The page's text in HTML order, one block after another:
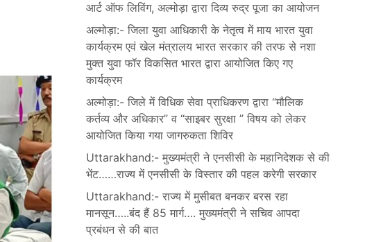
आर्ट ऑफ लिविंग, अल्मोड़ा द्वारा दिव्य रुद्र पूजा का आयोजन
अल्मोड़ा:- जिला युवा आधिकारी के नेतृत्व में माय भारत युवा
कार्यक्रम एवं खेल मंत्रालय भारत सरकार की तरफ से नशा
मुक्त युवा फॉर विकसित भारत द्वारा आयोजित किए गए
कार्यक्रम
अल्मोड़ा:- जिले में विधिक सेवा प्राधिकरण द्वारा “मौलिक
कर्तव्य और अधिकार” व “साइबर सुरक्षा ” विषय को लेकर
आयोजित किया गया जागरुकता शिविर
Uttarakhand:- मुख्यमंत्री ने एनसीसी के महानिदेशक से की
भेंट……राज्य में एनसीसी के विस्तार की पहल करेगी सरकार
Uttarakhand:- राज्य में मुसीबत बनकर बरस रहा
मानसून…..बंद हैं 85 मार्ग…. मुख्यमंत्री ने सचिव आपदा
प्रबंधन से की बात